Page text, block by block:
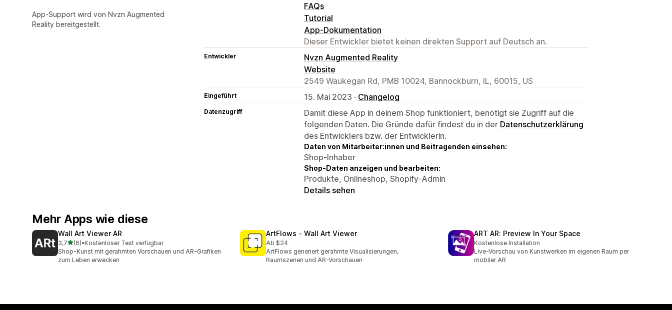
App-Support wird von Nvzn Augmented
Reality bereitgestellt.
FAQs
Tutorial
App-Dokumentation
Dieser Entwickler bietet keinen direkten Support auf Deutsch an.
Entwickler
Nvzn Augmented Reality
Website
2549 Waukegan Rd, PMB 10024, Bannockburn, IL, 60015, US
Eingeführt 15. Mai 2023 · Changelog
Datenzugriff
Damit diese App in deinem Shop funktioniert, benötigt sie Zugriff auf die
folgenden Daten. Die Gründe dafür findest du in der Datenschutzerklärung
des Entwicklers bzw. der Entwicklerin.
Daten von Mitarbeiter:innen und Beitragenden einsehen:
Shop-Inhaber
Shop-Daten anzeigen und bearbeiten:
Produkte, Onlineshop, Shopify-Admin
Details sehen
Mehr Apps wie diese
Wall Art Viewer AR
3,7von 5 Sternen
(6)
6 Rezensionen insgesamt
•Kostenloser Test verfügbar
Shop-Kunst mit gerahmten Vorschauen und AR-Grafiken
zum Leben erwecken
ArtFlows ‑ Wall Art Viewer
Ab $24
ArtFlows generiert gerahmte Visualisierungen,
Raumszenen und AR-Vorschauen
ART AR: Preview In Your Space
Kostenlose Installation
Live-Vorschau von Kunstwerken im eigenen Raum per
mobiler AR